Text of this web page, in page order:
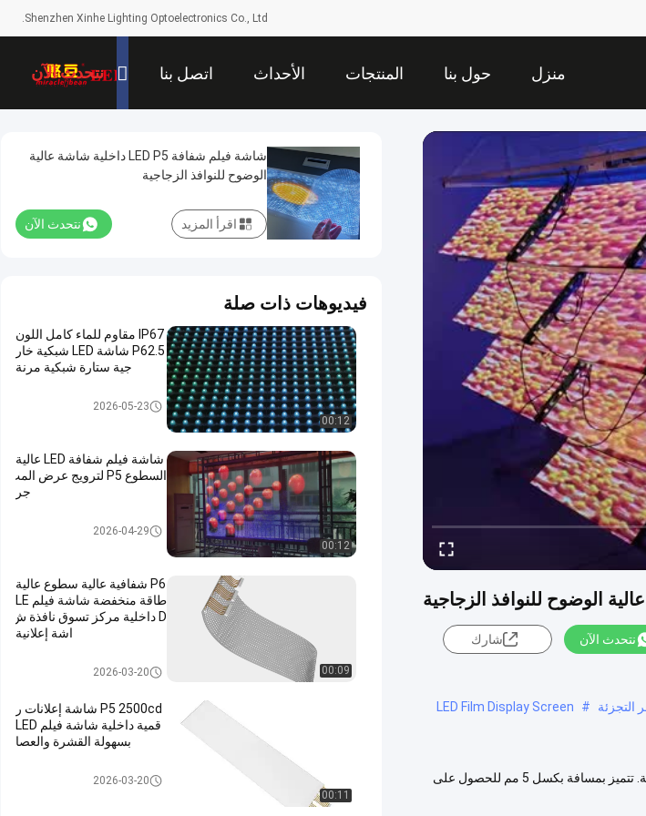
Shenzhen Xinhe Lighting Optoelectronics Co., Ltd.
منزل حول بنا المنتجات الأحداث اتصل بنا نتحدث الآن
نتحدث الآن شارك
#
LED Film Display Screen
شاشة فيلم شفافة LED داخلية P5 فيلم LED شفاف ذاتي اللصق عالي الوضوح مصمم لشاشات النوافذ الزجاجية. تتميز بمسافة بكسل 5 مم للحصول على
شاشة فيلم شفافة LED P5 داخلية شاشة عالية
الوضوح للنوافذ الزجاجية
نتحدث الآن اقرأ المزيد
فيديوهات ذات صلة
00:12
IP67 مقاوم للماء كامل اللون
P62.5 شاشة LED شبكية خار
جية ستارة شبكية مرنة
LED شبكة الشاشة2026-05-23
00:12
شاشة فيلم شفافة LED عالية
السطوع P5 لترويج عرض المت
جر
قاد شاشة فيلم شفاف2026-04-29
00:09
P6 شفافية عالية سطوع عالية
طاقة منخفضة شاشة فيلم LE
D داخلية مركز تسوق نافذة ش
اشة إعلانية
قاد شاشة فيلم شفاف2026-03-20
00:11
P5 2500cd شاشة إعلانات ر
قمية داخلية شاشة فيلم LED
بسهولة القشرة والعصا
قاد شاشة فيلم شفاف2026-03-20